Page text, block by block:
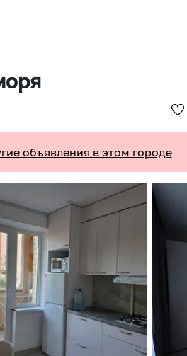
объявления в этом городе